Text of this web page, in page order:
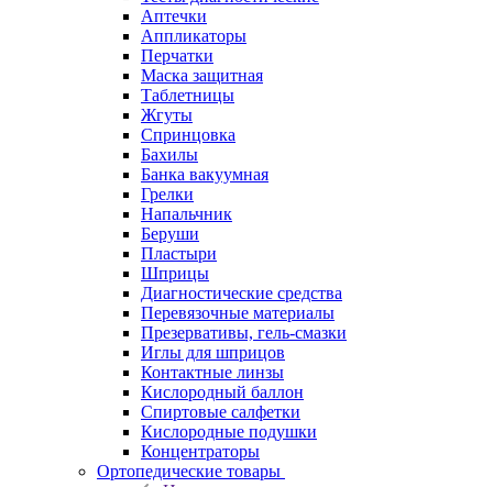
Аптечки
Аппликаторы
Перчатки
Маска защитная
Таблетницы
Жгуты
Спринцовка
Бахилы
Банка вакуумная
Грелки
Напальчник
Беруши
Пластыри
Шприцы
Диагностические средства
Перевязочные материалы
Презервативы, гель-смазки
Иглы для шприцов
Контактные линзы
Кислородный баллон
Спиртовые салфетки
Кислородные подушки
Концентраторы
Ортопедические товары